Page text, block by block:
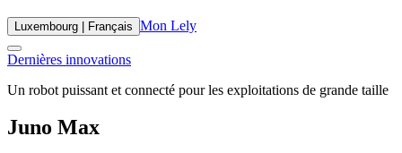
Luxembourg | Français Mon Lely
Dernières innovations
Un robot puissant et connecté pour les exploitations de grande taille
Juno Max